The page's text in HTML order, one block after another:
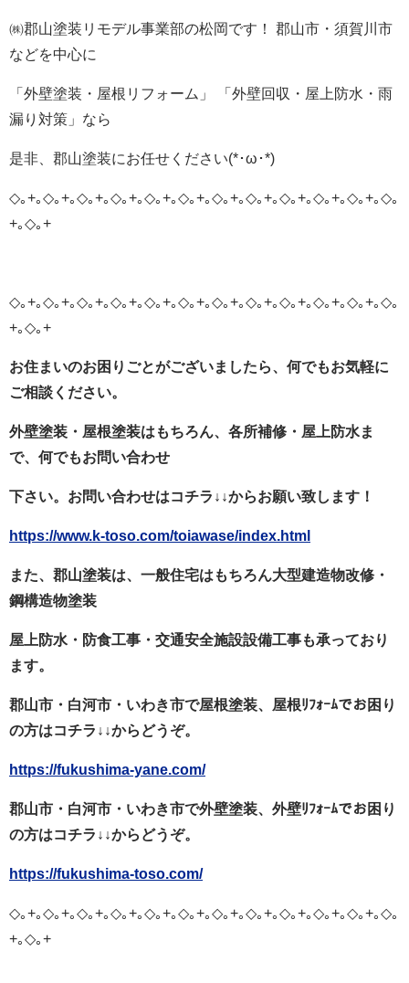
㈱郡山塗装リモデル事業部の松岡です！ 郡山市・須賀川市
などを中心に
「外壁塗装・屋根リフォーム」 「外壁回収・屋上防水・雨
漏り対策」なら
是非、郡山塗装にお任せください(*･ω･*)
◇｡+｡◇｡+｡◇｡+｡◇｡+｡◇｡+｡◇｡+｡◇｡+｡◇｡+｡◇｡+｡◇｡+｡◇｡+｡◇｡
+｡◇｡+
◇｡+｡◇｡+｡◇｡+｡◇｡+｡◇｡+｡◇｡+｡◇｡+｡◇｡+｡◇｡+｡◇｡+｡◇｡+｡◇｡
+｡◇｡+
お住まいのお困りごとがございましたら、何でもお気軽に
ご相談ください。
外壁塗装・屋根塗装はもちろん、各所補修・屋上防水ま
で、何でもお問い合わせ
下さい。お問い合わせはコチラ ↓↓からお願い致します！
https://www.k-toso.com/toiawase/index.html
また、郡山塗装は、一般住宅はもちろん大型建造物改修・
鋼構造物塗装
屋上防水・防食工事・交通安全施設設備工事も承っており
ます。
郡山市・白河市・いわき市で屋根塗装、屋根ﾘﾌｫｰﾑでお困り
の方はコチラ↓↓からどうぞ。
https://fukushima-yane.com/
郡山市・白河市・いわき市で外壁塗装、外壁ﾘﾌｫｰﾑでお困り
の方はコチラ↓↓からどうぞ。
https://fukushima-toso.com/
◇｡+｡◇｡+｡◇｡+｡◇｡+｡◇｡+｡◇｡+｡◇｡+｡◇｡+｡◇｡+｡◇｡+｡◇｡+｡◇｡
+｡◇｡+